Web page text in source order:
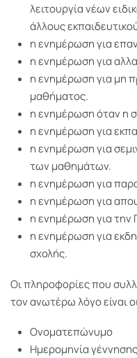
λειτουργία νέων
άλλους
η ενημέρωση για
η ενημέρωση για
η ενημέρωση για μη
μαθήματος.
η ενημέρωση όταν η
η ενημέρωση για
η ενημέρωση για
των μαθημάτων.
η ενημέρωση για
η ενημέρωση για
η ενημέρωση για την
η ενημέρωση για
σχολής.
Οι πληροφορίες που
τον ανωτέρω λόγο είναι
Ονοματεπώνυμο
Ημερομηνία γέννησης